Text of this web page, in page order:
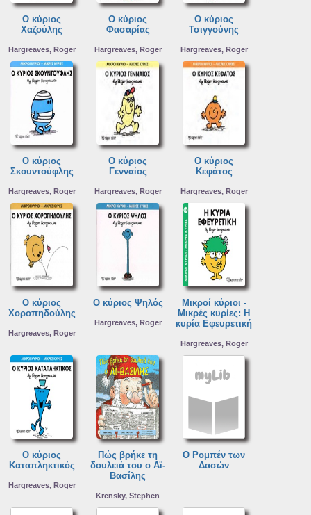
Ο κύριος
Χαζούλης
Hargreaves, Roger
Ο κύριος
Φασαρίας
Hargreaves, Roger
Ο κύριος
Τσιγγούνης
Hargreaves, Roger
Ο κύριος
Σκουντούφλης
Hargreaves, Roger
Ο κύριος
Γενναίος
Hargreaves, Roger
Ο κύριος
Κεφάτος
Hargreaves, Roger
Ο κύριος
Χοροπηδούλης
Hargreaves, Roger
Ο κύριος Ψηλός
Hargreaves, Roger
Μικροί κύριοι -
Μικρές κυρίες: Η
κυρία Εφευρετική
Hargreaves, Roger
Ο κύριος
Καταπληκτικός
Hargreaves, Roger
Πώς βρήκε τη
δουλειά του ο Αϊ-
Βασίλης
Krensky, Stephen
Ο Ρομπέν των
Δασών